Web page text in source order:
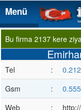
Menü
Menü
Bu firma 2137 kere
Tel :
Gsm
:
Web
: